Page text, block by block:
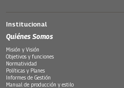
Institucional
Quiénes Somos
Misión y Visión
Objetivos y funciones
Normatividad
Políticas y Planes
Informes de Gestión
Manual de producción y estilo